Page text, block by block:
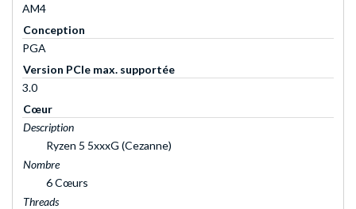
AM4
Conception
PGA
Version PCIe max. supportée
3.0
Cœur
Description
Ryzen 5 5xxxG (Cezanne)
Nombre
6 Cœurs
Threads